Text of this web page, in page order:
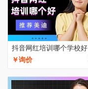
抖音网红培训哪个学校好
￥询价